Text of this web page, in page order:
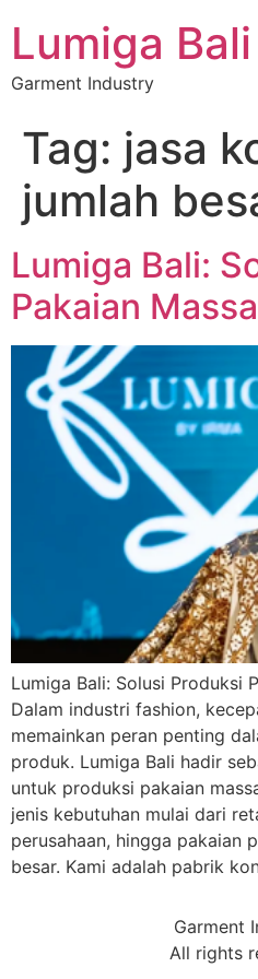
Lumiga Bali
Garment Industry
Tag: jasa
jumlah
Lumiga Bali:
Pakaian
Lumiga Bali: Solusi Produksi
Dalam industri fashion,
memainkan peran penting
produk. Lumiga Bali hadir
untuk produksi pakaian
jenis kebutuhan mulai dari
perusahaan, hingga pakaian
besar. Kami adalah pabrik
Garment
All rights